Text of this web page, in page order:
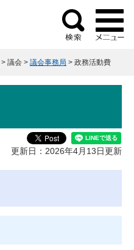
検
索
> 議会 > 議会事務局 > 政務活動費
更新日：2026年4月13日更新